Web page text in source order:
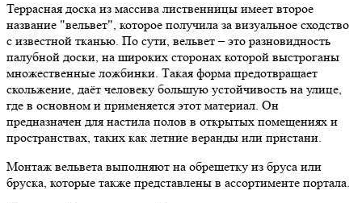
Террасная доска из массива лиственницы имеет второе
название "вельвет", которое получила за визуальное сходство
с известной тканью. По сути, вельвет – это разновидность
палубной доски, на широких сторонах которой выстроганы
множественные ложбинки. Такая форма предотвращает
скольжение, даёт человеку большую устойчивость на улице,
где в основном и применяется этот материал. Он
предназначен для настила полов в открытых помещениях и
пространствах, таких как летние веранды или пристани.
Монтаж вельвета выполняют на обрешетку из бруса или
бруска, которые также представлены в ассортименте портала.